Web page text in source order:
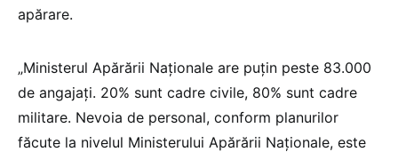
apărare.
„Ministerul Apărării Naționale are puțin peste 83.000
de angajați. 20% sunt cadre civile, 80% sunt cadre
militare. Nevoia de personal, conform planurilor
făcute la nivelul Ministerului Apărării Naționale, este